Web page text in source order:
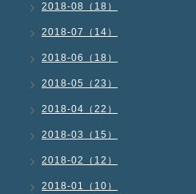
2018-08（18）
2018-07（14）
2018-06（18）
2018-05（23）
2018-04（22）
2018-03（15）
2018-02（12）
2018-01（10）